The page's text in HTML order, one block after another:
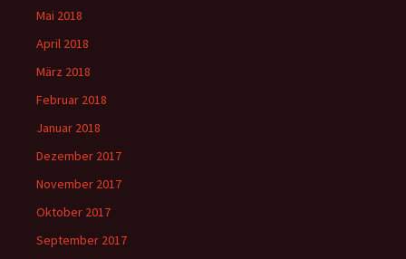
Mai 2018
April 2018
März 2018
Februar 2018
Januar 2018
Dezember 2017
November 2017
Oktober 2017
September 2017